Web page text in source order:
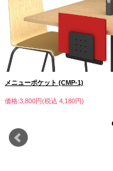
メニューポケット (CMP-1)
価格:3,800円(税込 4,180円)